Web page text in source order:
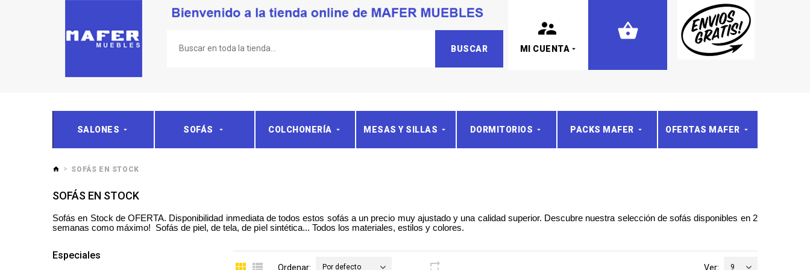
BUSCAR MI CUENTA
SALONES SOFÁS COLCHONERÍA MESAS Y SILLAS DORMITORIOS PACKS MAFER OFERTAS MAFER
SOFÁS EN STOCK
SOFÁS EN STOCK
Sofás en Stock de OFERTA. Disponibilidad inmediata de todos estos sofás a un precio muy ajustado y una calidad superior. Descubre nuestra selección de sofás disponibles en 2
semanas como máximo! Sofás de piel, de tela, de pìel sintética... Todos los materiales, estilos y colores.
Especiales
Ordenar: Por defecto Ver: 9